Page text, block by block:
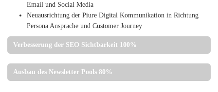
Email und Social Media
Neuausrichtung der Piure Digital Kommunikation in Richtung
Persona Ansprache und Customer Journey
Verbesserung der SEO Sichtbarkeit 100%
Ausbau des Newsletter Pools 80%